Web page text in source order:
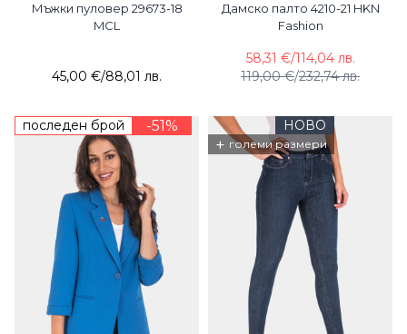
Мъжки пуловер 29673-18
MCL
45,00 €/88,01 лв.
Дамско палто 4210-21 HKN
Fashion
119,00 €/232,74 лв.
58,31 €/114,04 лв.
последен брой -51% НОВО
+ големи размери